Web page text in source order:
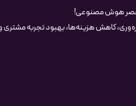
عصر هوش مصنوعی!
کاهش هزینه‌ها، بهبود تجربه مشتری و